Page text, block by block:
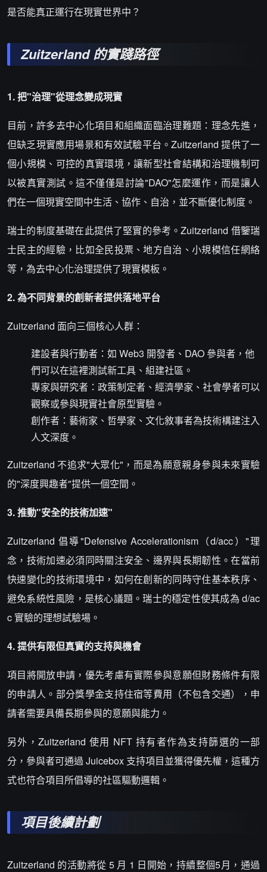
是否能真正運行在現實世界中？
Zuitzerland 的實踐路徑
1. 把"治理"從理念變成現實
目前，許多去中心化項目和組織面臨治理難題：理念先進，
但缺乏現實應用場景和有效試驗平台。Zuitzerland 提供了一
個小規模、可控的真實環境，讓新型社會結構和治理機制可
以被真實測試。這不僅僅是討論"DAO"怎麼運作，而是讓人
們在一個現實空間中生活、協作、自治，並不斷優化制度。
瑞士的制度基礎在此提供了堅實的參考。Zuitzerland 借鑒瑞
士民主的經驗，比如全民投票、地方自治、小規模信任網絡
等，為去中心化治理提供了現實模板。
2. 為不同背景的創新者提供落地平台
Zuitzerland 面向三個核心人群：
建設者與行動者：如 Web3 開發者、DAO 參與者，他
們可以在這裡測試新工具、組建社區。
專家與研究者：政策制定者、經濟學家、社會學者可以
觀察或參與現實社會原型實驗。
創作者：藝術家、哲學家、文化敘事者為技術構建注入
人文深度。
Zuitzerland 不追求"大眾化"，而是為願意親身參與未來實驗
的"深度興趣者"提供一個空間。
3. 推動"安全的技術加速"
Zuitzerland 倡導"Defensive Accelerationism（d/acc）"理
念，技術加速必須同時關注安全、邊界與長期韌性。在當前
快速變化的技術環境中，如何在創新的同時守住基本秩序、
避免系統性風險，是核心議題。瑞士的穩定性使其成為 d/ac
c 實驗的理想試驗場。
4. 提供有限但真實的支持與機會
項目將開放申請，優先考慮有實際參與意願但財務條件有限
的申請人。部分獎學金支持住宿等費用（不包含交通），申
請者需要具備長期參與的意願與能力。
另外，Zuitzerland 使用 NFT 持有者作為支持篩選的一部
分，參與者可通過 Juicebox 支持項目並獲得優先權，這種方
式也符合項目所倡導的社區驅動邏輯。
項目後續計劃
Zuitzerland 的活動將從 5 月 1 日開始，持續整個5月，通過